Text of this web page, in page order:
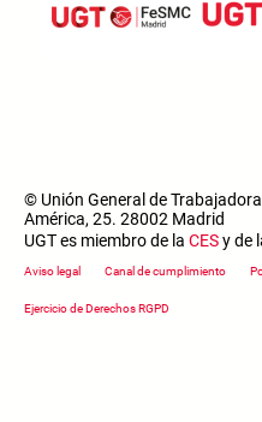
© Unión General de
América, 25. 28002 Madrid
UGT es miembro de la CESy de
Footer menu
Aviso legal Canal de cumplimiento
Ejercicio de Derechos RGPD